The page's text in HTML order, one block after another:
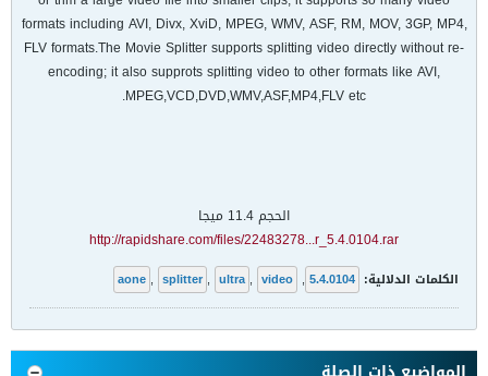
formats including AVI, Divx, XviD, MPEG, WMV, ASF, RM, MOV, 3GP, MP4,
FLV formats.The Movie Splitter supports splitting video directly without re-
encoding; it also supprots splitting video to other formats like AVI,
MPEG,VCD,DVD,WMV,ASF,MP4,FLV etc.
الحجم 11.4 ميجا
http://rapidshare.com/files/22483278...r_5.4.0104.rar
الكلمات الدلالية: 5.4.0104
,
aone , splitter , ultra , video